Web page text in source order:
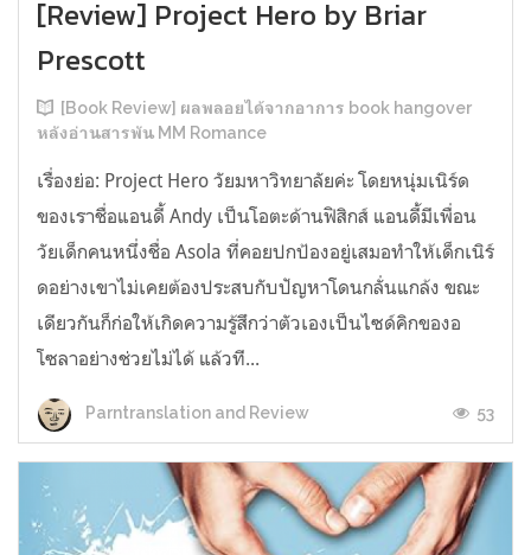
[Review] Project Hero by Briar
Prescott
[Book Review] ผลพลอยได้จากอาการ book hangover
หลังอ่านสารพัน MM Romance
เรื่องย่อ: Project Hero วัยมหาวิทยาลัยค่ะ โดยหนุ่มเนิร์ด
ของเราชื่อแอนดี้ Andy เป็นโอตะด้านฟิสิกส์ แอนดี้มีเพื่อน
วัยเด็กคนหนึ่งชื่อ Asola ที่คอยปกป้องอยู่เสมอทำให้เด็กเนิร์
ดอย่างเขาไม่เคยต้องประสบกับปัญหาโดนกลั่นแกล้ง ขณะ
เดียวกันก็ก่อให้เกิดความรู้สึกว่าตัวเองเป็นไซด์คิกของอ
โซลาอย่างช่วยไม่ได้ แล้วที...
Parntranslation and Review 53